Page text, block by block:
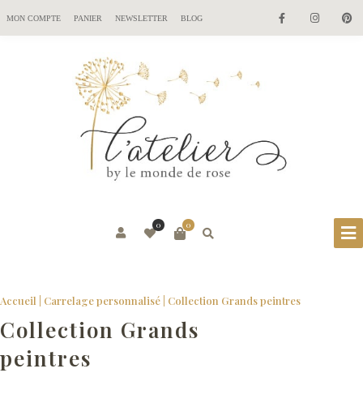
MON COMPTE PANIER NEWSLETTER BLOG
0
0
Accueil Carrelage personnalisé | Collection Grands peintres
Collection Grands
peintres